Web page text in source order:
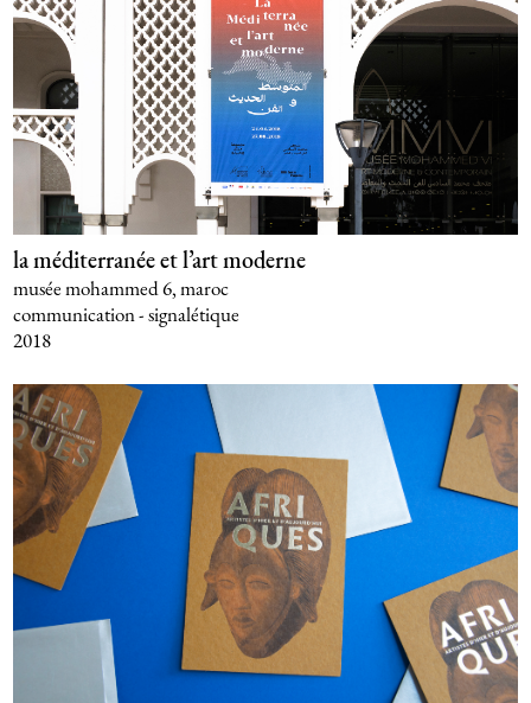
la méditerranée et l’art moderne
musée mohammed 6, maroc
communication - signalétique
2018